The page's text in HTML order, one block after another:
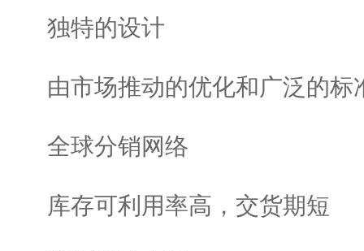
独特的设计
由市场推动的优化和广泛的标
全球分销网络
库存可利用率高，交货期短